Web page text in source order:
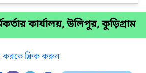
কার্যালয়, উলিপুর, কুড়িগ্রাম
করতে ক্লিক করুন